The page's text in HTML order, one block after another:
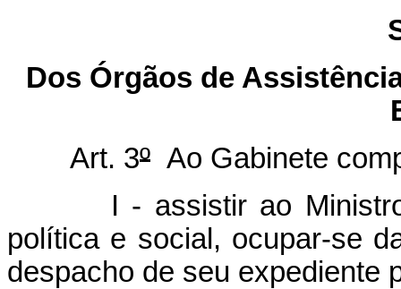
Dos Órgãos de
Art. 3º Ao Gabinete
I - assistir ao Ministro
política e social, ocupar-se
despacho de seu expediente